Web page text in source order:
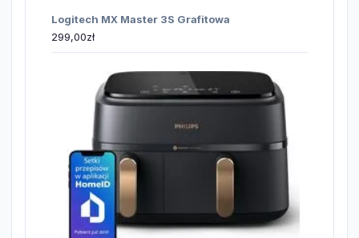
Logitech MX Master 3S Grafitowa
299,00zł